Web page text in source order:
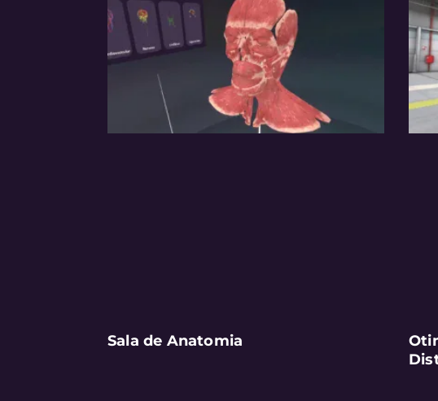
Sala de Anatomia